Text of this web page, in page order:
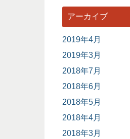
アーカイブ
2019年4月
2019年3月
2018年7月
2018年6月
2018年5月
2018年4月
2018年3月